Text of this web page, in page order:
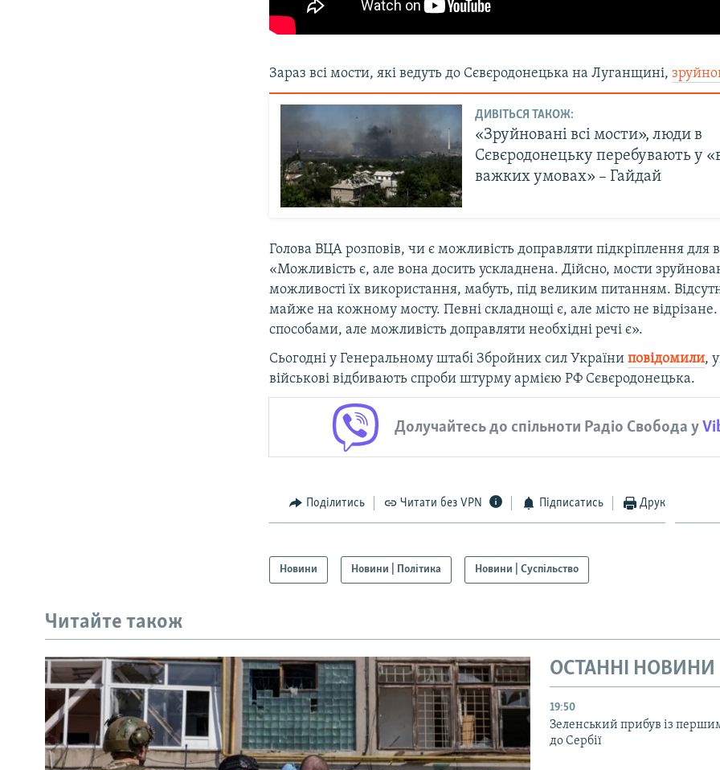
Зараз всі мости, які ведуть до Сєвєродонецька на Луганщині,
ДИВІТЬСЯ ТАКОЖ:
«Зруйновані всі мости», люди в
Сєвєродонецьку перебувають у
важких умовах» – Гайдай
Голова ВЦА розповів, чи є можливість доправляти підкріплення для
«Можливість є, але вона досить ускладнена. Дійсно, мости
можливості їх використання, мабуть, під великим питанням.
майже на кожному мосту. Певні складнощі є, але місто не
способами, але можливість доправляти необхідні речі є».
Сьогодні у Генеральному штабі Збройних сил Україниповідомили,
військові відбивають спроби штурму армією РФ Сєвєродонецька.
Долучайтесь до спільноти Радіо Свобода у
Поділитись Читати без VPN Підписатись Друк
Новини Новини | Політика Новини | Суспільство
Читайте також
ОСТАННІ НОВИНИ
19:50
Зеленський прибув із
до Сербії